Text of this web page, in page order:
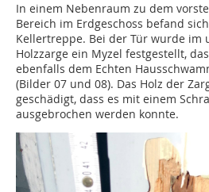
In einem Nebenraum zu dem
Bereich im Erdgeschoss befand
Kellertreppe. Bei der Tür wurde im
Holzzarge ein Myzel festgestellt,
ebenfalls dem Echten
(Bilder 07 und 08). Das Holz der
geschädigt, dass es mit einem
ausgebrochen werden konnte.